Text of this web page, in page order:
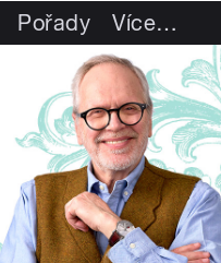
Pořady Více…